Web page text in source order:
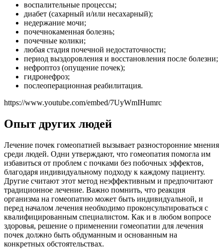
воспалительные процессы;
диабет (сахарный и/или несахарный);
недержание мочи;
почечнокаменная болезнь;
почечные колики;
любая стадия почечной недостаточности;
период выздоровления и восстановления после болезни;
нефроптоз (опущение почек);
гидронефроз;
послеоперационная реабилитация.
https://www.youtube.com/embed/7UyWmIHumrc
Опыт других людей
Лечение почек гомеопатией вызывает разносторонние мнения
среди людей. Одни утверждают, что гомеопатия помогла им
избавиться от проблем с почками без побочных эффектов,
благодаря индивидуальному подходу к каждому пациенту.
Другие считают этот метод неэффективным и предпочитают
традиционное лечение. Важно помнить, что реакция
организма на гомеопатию может быть индивидуальной, и
перед началом лечения необходимо проконсультироваться с
квалифицированным специалистом. Как и в любом вопросе
здоровья, решение о применении гомеопатии для лечения
почек должно быть обдуманным и основанным на
конкретных обстоятельствах.